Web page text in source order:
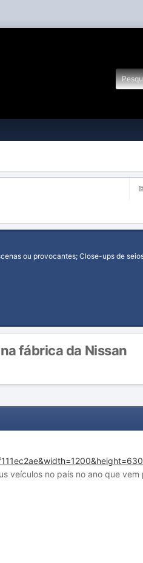
ou provocantes; Close-ups de
fábrica da Nissan
veículos no país no ano que